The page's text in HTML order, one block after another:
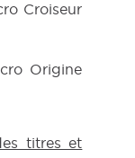
Croiseur
Origine
titres et